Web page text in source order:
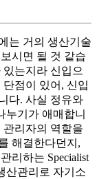
는 거의 생산기술
시면 될 것 같습
는지라 신입으
점이 있어, 신입
다. 사실 정유와
누기가 애매합니
리자의 역할을
해결한다던지,
리하는 Specialist
산관리로 자기소